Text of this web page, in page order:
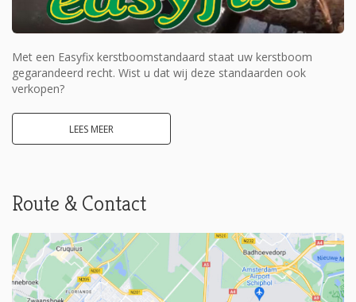
Met een Easyfix kerstboomstandaard staat uw kerstboom
gegarandeerd recht. Wist u dat wij deze standaarden ook
verkopen?
LEES MEER
Route & Contact